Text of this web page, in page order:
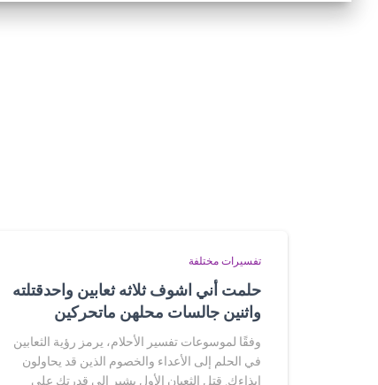
تفسيرات مختلفة
حلمت أني اشوف ثلاثه ثعابين واحدقتلته
واثنين جالسات محلهن ماتحركين
وفقًا لموسوعات تفسير الأحلام، يرمز رؤية الثعابين
في الحلم إلى الأعداء والخصوم الذين قد يحاولون
إيذاءك. قتل الثعبان الأول يشير إلى قدرتك على